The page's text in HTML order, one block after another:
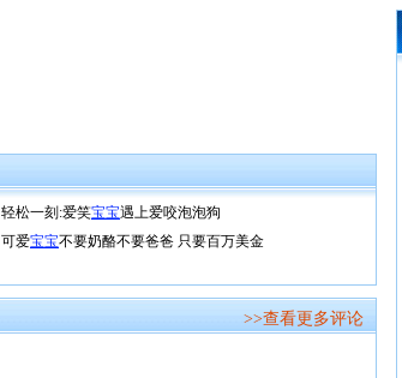
轻松一刻:爱笑宝宝遇上爱咬泡泡狗
可爱宝宝不要奶酪不要爸爸 只要百万美金
>>查看更多评论